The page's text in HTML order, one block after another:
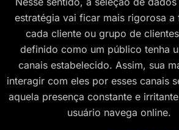
estratégia vai ficar mais rigorosa a
cada cliente ou grupo de
definido como um público tenha
canais estabelecido. Assim, sua
interagir com eles por esses canais
aquela presença constante e
usuário navega online.